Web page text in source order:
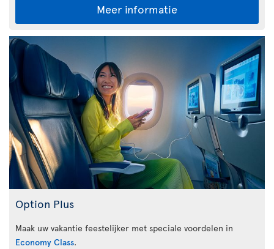
Meer informatie
Option Plus
Maak uw vakantie feestelijker met speciale voordelen in
Economy Class.